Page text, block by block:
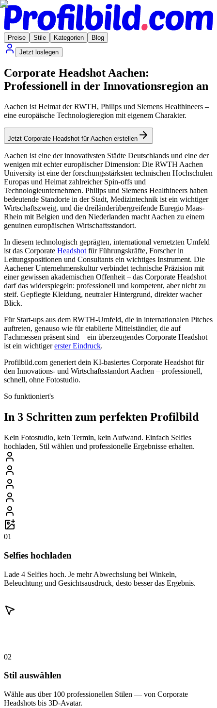
Preise Stile Kategorien
Blog
Jetzt loslegen
Corporate Headshot Aachen:
Professionell in der Innovationsregion an
Aachen ist Heimat der RWTH, Philips und Siemens Healthineers –
eine europäische Technologieregion mit eigenem Charakter.
Jetzt Corporate Headshot für Aachen erstellen
Aachen ist eine der innovativsten Städte Deutschlands und eine der
wenigen mit echter europäischer Dimension: Die RWTH Aachen
University ist eine der forschungsstärksten technischen Hochschulen
Europas und Heimat zahlreicher Spin-offs und
Technologieunternehmen. Philips und Siemens Healthineers haben
bedeutende Standorte in der Stadt, Medizintechnik ist ein wichtiger
Wirtschaftszweig, und die dreiländerübergreifende Euregio Maas-
Rhein mit Belgien und den Niederlanden macht Aachen zu einem
genuinen europäischen Wirtschaftsstandort.
In diesem technologisch geprägten, international vernetzten Umfeld
ist das Corporate Headshot für Führungskräfte, Forscher in
Leitungspositionen und Consultants ein wichtiges Instrument. Die
Aachener Unternehmenskultur verbindet technische Präzision mit
einer gewissen akademischen Offenheit – das Corporate Headshot
darf das widerspiegeln: professionell und kompetent, aber nicht zu
steif. Gepflegte Kleidung, neutraler Hintergrund, direkter wacher
Blick.
Für Start-ups aus dem RWTH-Umfeld, die in internationalen Pitches
auftreten, genauso wie für etablierte Mittelständler, die auf
Fachmessen präsent sind – ein überzeugendes Corporate Headshot
ist ein wichtigererster Eindruck.
Profilbild.com generiert dein KI-basiertes Corporate Headshot für
den Innovations- und Wirtschaftsstandort Aachen – professionell,
schnell, ohne Fotostudio.
So funktioniert's
In 3 Schritten zum perfekten Profilbild
Kein Fotostudio, kein Termin, kein Aufwand. Einfach Selfies
hochladen, Stil wählen und professionelle Ergebnisse erhalten.
01
Selfies hochladen
Lade 4 Selfies hoch. Je mehr Abwechslung bei Winkeln,
Beleuchtung und Gesichtsausdruck, desto besser das Ergebnis.
02
Stil auswählen
Wähle aus über 100 professionellen Stilen — von Corporate
Headshots bis 3D-Avatar.